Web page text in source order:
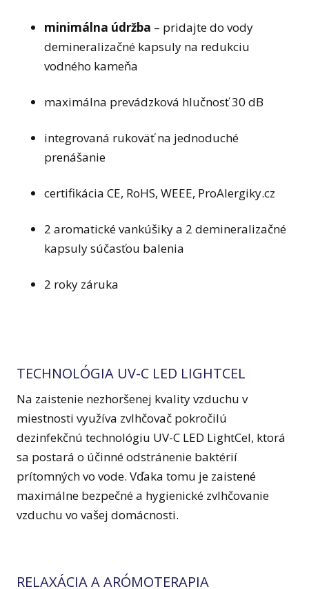
minimálna údržba – pridajte do vody
demineralizačné kapsuly na redukciu
vodného kameňa
maximálna prevádzková hlučnosť 30 dB
integrovaná rukoväť na jednoduché
prenášanie
certifikácia CE, RoHS, WEEE, ProAlergiky.cz
2 aromatické vankúšiky a 2 demineralizačné
kapsuly súčasťou balenia
2 roky záruka
TECHNOLÓGIA UV-C LED LIGHTCEL
Na zaistenie nezhoršenej kvality vzduchu v
miestnosti využíva zvlhčovač pokročilú
dezinfekčnú technológiu UV-C LED LightCel, ktorá
sa postará o účinné odstránenie baktérií
prítomných vo vode. Vďaka tomu je zaistené
maximálne bezpečné a hygienické zvlhčovanie
vzduchu vo vašej domácnosti.
RELAXÁCIA A ARÓMOTERAPIA